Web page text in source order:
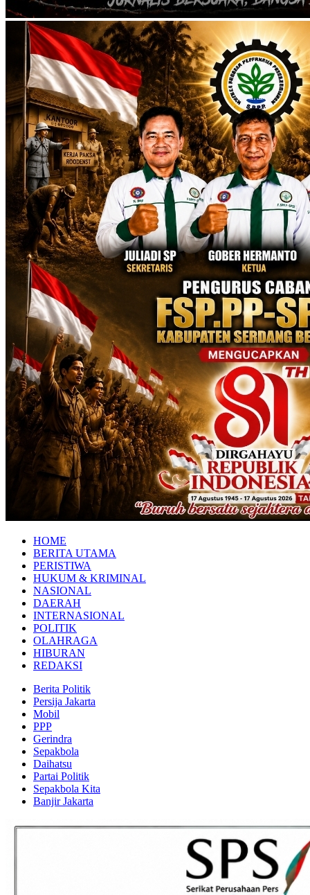
HOME
BERITA UTAMA
PERISTIWA
HUKUM & KRIMINAL
NASIONAL
DAERAH
INTERNASIONAL
POLITIK
OLAHRAGA
HIBURAN
REDAKSI
Berita Politik
Persija Jakarta
Mobil
PPP
Gerindra
Sepakbola
Daihatsu
Partai Politik
Sepakbola Kita
Banjir Jakarta